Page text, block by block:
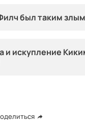
был таким
и искупление